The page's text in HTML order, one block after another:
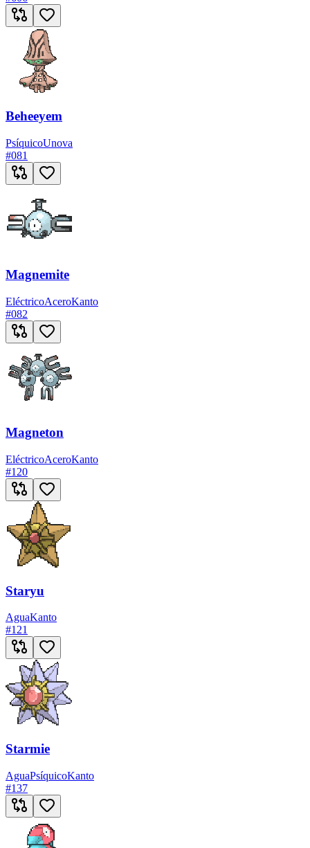
Beheeyem
PsíquicoUnova
#081
Magnemite
EléctricoAceroKanto
#082
Magneton
EléctricoAceroKanto
#120
Staryu
AguaKanto
#121
Starmie
AguaPsíquicoKanto
#137